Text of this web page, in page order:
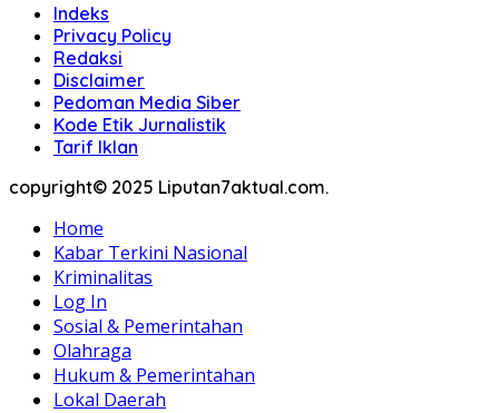
Indeks
Privacy Policy
Redaksi
Disclaimer
Pedoman Media Siber
Kode Etik Jurnalistik
Tarif Iklan
copyright© 2025 Liputan7aktual.com.
Home
Kabar Terkini Nasional
Kriminalitas
Log In
Sosial & Pemerintahan
Olahraga
Hukum & Pemerintahan
Lokal Daerah